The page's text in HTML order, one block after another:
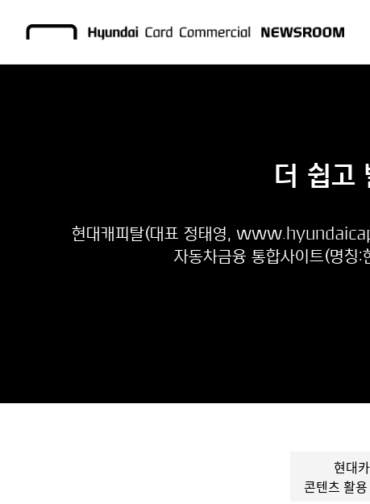
더 쉽고
현대캐피탈(대표 정태영,
자동차금융 통합사이트(명
현대
콘텐츠 활